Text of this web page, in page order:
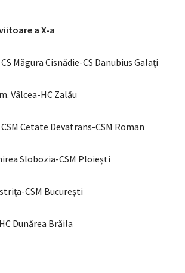
a X-a
CS Măgura Cisnădie-CS Danubius Galați
Vâlcea-HC Zalău
CSM Cetate Devatrans-CSM Roman
Slobozia-CSM Ploiești
CSM București
Dunărea Brăila